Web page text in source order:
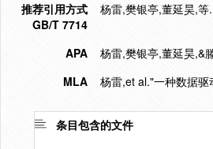
推荐引用方式
GB/T 7714
杨雷,樊银亭,董延昊,
APA
杨雷,樊银亭,董延昊,&
MLA
杨雷,et al."一种数据
条目包含的文件